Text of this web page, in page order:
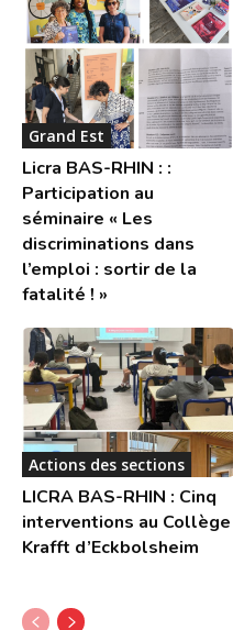
Grand Est
Licra BAS-RHIN : :
Participation au
séminaire « Les
discriminations dans
l’emploi : sortir de la
fatalité ! »
Actions des sections
LICRA BAS-RHIN : Cinq
interventions au Collège
Krafft d’Eckbolsheim